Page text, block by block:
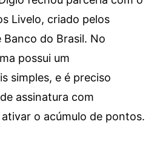
Livelo, criado pelos
do Brasil. No
possui um
simples, e é preciso
assinatura com
o acúmulo de pontos.